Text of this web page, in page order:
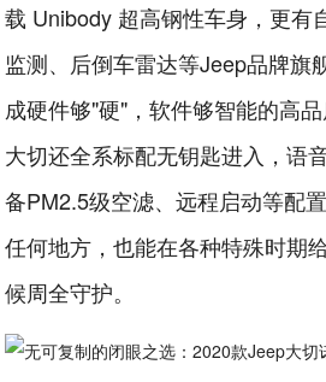
载 Unibody 超高钢性车身，更有
监测、后倒车雷达等Jeep品牌旗
成硬件够"硬"，软件够智能的高
大切还全系标配无钥匙进入，语
备PM2.5级空滤、远程启动等配
任何地方，也能在各种特殊时期
候周全守护。